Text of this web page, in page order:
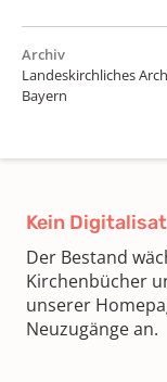
Archiv
Landeskirchliches
Bayern
Kein
Der Bestand
Kirchenbücher
unserer
Neuzugänge an.